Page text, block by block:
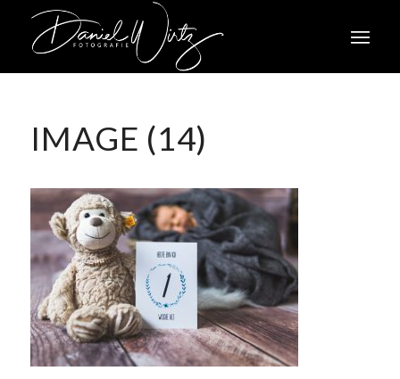
IMAGE (14)